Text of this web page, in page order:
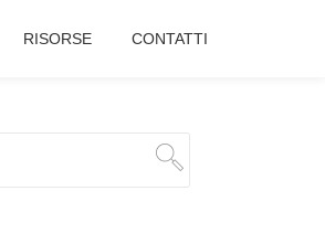
RISORSE CONTATTI